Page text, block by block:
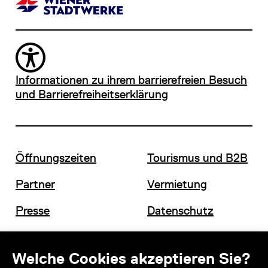
Welche Cookies akzeptieren Sie?
Informationen zu ihrem barrierefreien Besuch
und Barrierefreiheitserklärung
Öffnungszeiten
Partner
Presse
Tourismus und B2B
Vermietung
Datenschutz